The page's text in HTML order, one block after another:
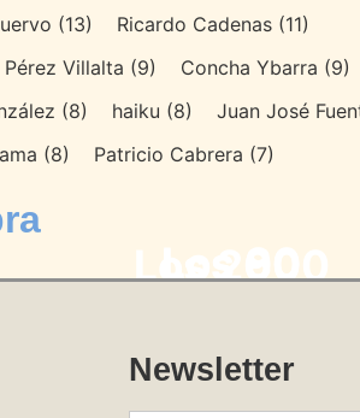
(13) Ricardo Cadenas (11)
Villalta (9) Concha Ybarra (9)
(8) haiku (8) Juan José
(8) Patricio Cabrera (7)
Los 80
Los 90
Los 2000
Newsletter